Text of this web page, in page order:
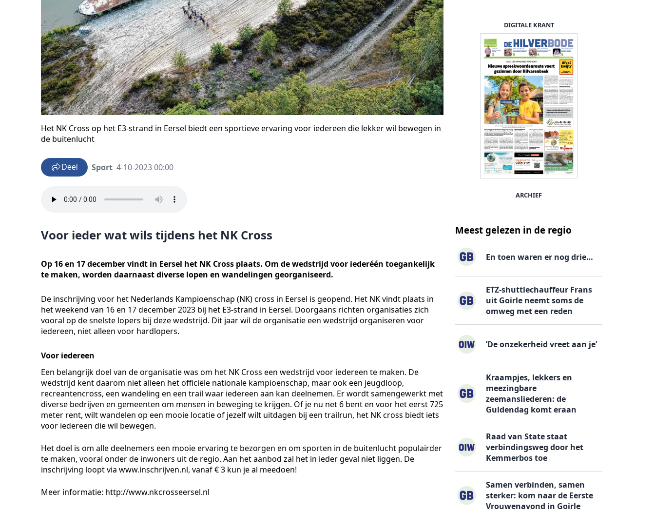
Het NK Cross op het E3-strand in Eersel biedt een sportieve ervaring voor iedereen die lekker wil bewegen in
de buitenlucht
Deel Sport 4-10-2023 00:00
Voor ieder wat wils tijdens het NK Cross
Op 16 en 17 december vindt in Eersel het NK Cross plaats. Om de wedstrijd voor iederéén toegankelijk
te maken, worden daarnaast diverse lopen en wandelingen georganiseerd.
De inschrijving voor het Nederlands Kampioenschap (NK) cross in Eersel is geopend. Het NK vindt plaats in
het weekend van 16 en 17 december 2023 bij het E3-strand in Eersel. Doorgaans richten organisaties zich
vooral op de snelste lopers bij deze wedstrijd. Dit jaar wil de organisatie een wedstrijd organiseren voor
iedereen, niet alleen voor hardlopers.
Voor iedereen
Een belangrijk doel van de organisatie was om het NK Cross een wedstrijd voor iedereen te maken. De
wedstrijd kent daarom niet alleen het officiële nationale kampioenschap, maar ook een jeugdloop,
recreantencross, een wandeling en een trail waar iedereen aan kan deelnemen. Er wordt samengewerkt met
diverse bedrijven en gemeenten om mensen in beweging te krijgen. Of je nu net 6 bent en voor het eerst 725
meter rent, wilt wandelen op een mooie locatie of jezelf wilt uitdagen bij een trailrun, het NK cross biedt iets
voor iedereen die wil bewegen.
Het doel is om alle deelnemers een mooie ervaring te bezorgen en om sporten in de buitenlucht populairder
te maken, vooral onder de inwoners uit de regio. Aan het aanbod zal het in ieder geval niet liggen. De
inschrijving loopt via www.inschrijven.nl, vanaf € 3 kun je al meedoen!
Meer informatie: http://www.nkcrosseersel.nl
DIGITALE KRANT
ARCHIEF
Meest gelezen in de regio
En toen waren er nog drie…
ETZ-shuttlechauffeur Frans
uit Goirle neemt soms de
omweg met een reden
’De onzekerheid vreet aan je’
Kraampjes, lekkers en
meezingbare
zeemansliederen: de
Guldendag komt eraan
Raad van State staat
verbindingsweg door het
Kemmerbos toe
Samen verbinden, samen
sterker: kom naar de Eerste
Vrouwenavond in Goirle